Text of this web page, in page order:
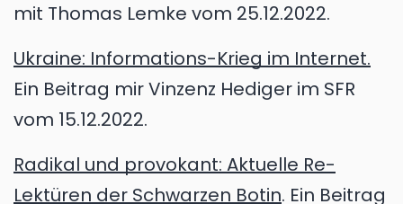
mit Thomas Lemke vom 25.12.2022.
Ukraine: Informations-Krieg im Internet.
Ein Beitrag mir Vinzenz Hediger im SFR
vom 15.12.2022.
Radikal und provokant: Aktuelle Re-
Lektüren der Schwarzen Botin. Ein Beitrag